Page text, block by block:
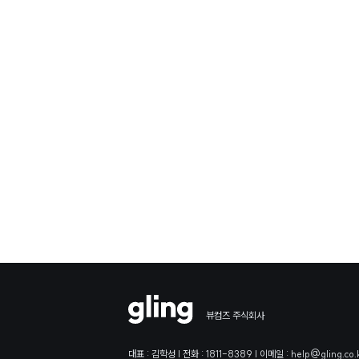
뷰컴즈 주식회사
대표 : 김학성 | 전화 : 1811-8389 | 이메일 :